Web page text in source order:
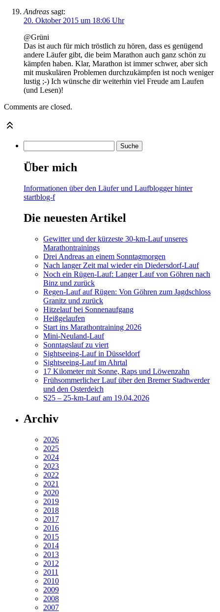
Andreas sagt:
20. Oktober 2015 um 18:06 Uhr
@Grüni
Das ist auch für mich tröstlich zu hören, dass es genügend
andere Läufer gibt, die beim Marathon auch ganz schön zu
kämpfen haben. Klar, Marathon ist immer schwer, aber sich
mit muskulären Problemen durchzukämpfen ist noch weniger
lustig ;-) Ich wünsche dir weiterhin viel Freude am Laufen
(und Lesen)!
Comments are closed.
Über mich
Informationen über den Läufer und Laufblogger hinter
startblog-f
Die neuesten Artikel
Gewitter und der kürzeste 30-km-Lauf unseres
Marathontrainings
Drei Andreas an einem Sonntagmorgen
Nach langer Zeit mal wieder ein Diedersdorf-Lauf
Noch ein Rügen-Lauf: Langer Lauf von Göhren nach
Binz und zurück
Regen-Lauf auf Rügen: Von Göhren zum Jagdschloss
Granitz und zurück
Hitzelauf bei Sonnenaufgang
Heißgelaufen
Start ins Marathontraining 2026
Mini-Neuland-Lauf
Sonntagslauf zu viert
Sightseeing-Lauf in Düsseldorf
Sightseeing-Lauf im Ahrtal
17 Kilometer mit Sonne, Raps und Löwenzahn
Frühsommerlicher Lauf über den Bremer Stadtwerder
und den Osterdeich
S25 – 25-km-Lauf am 19.04.2026
Archiv
2026
2025
2024
2023
2022
2021
2020
2019
2018
2017
2016
2015
2014
2013
2012
2011
2010
2009
2008
2007